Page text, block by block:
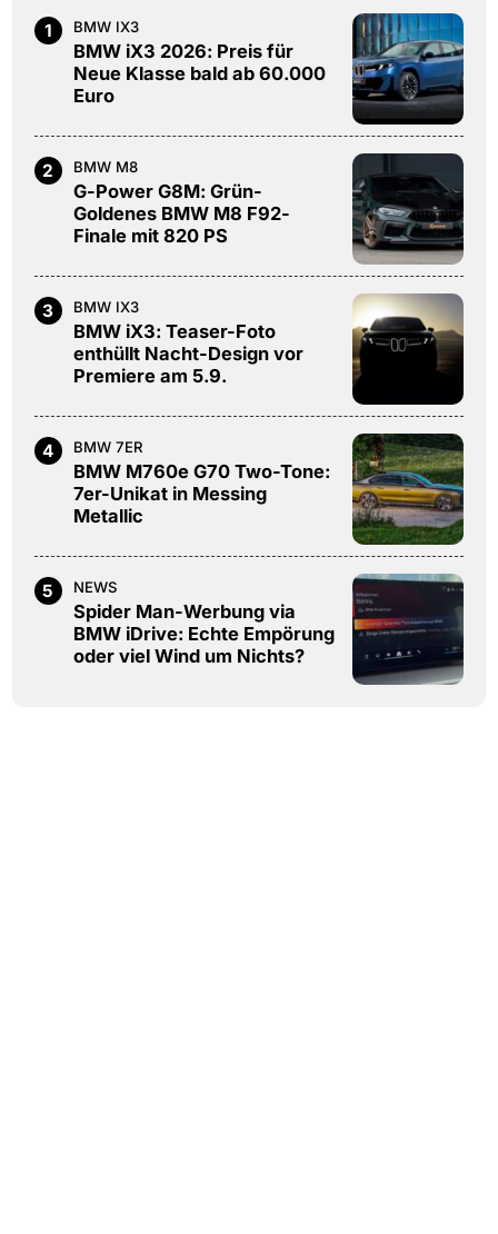
1 BMW IX3
BMW iX3 2026: Preis für
Neue Klasse bald ab 60.000
Euro
2 BMW M8
G-Power G8M: Grün-
Goldenes BMW M8 F92-
Finale mit 820 PS
3 BMW IX3
BMW iX3: Teaser-Foto
enthüllt Nacht-Design vor
Premiere am 5.9.
4 BMW 7ER
BMW M760e G70 Two-Tone:
7er-Unikat in Messing
Metallic
5 NEWS
Spider Man-Werbung via
BMW iDrive: Echte Empörung
oder viel Wind um Nichts?